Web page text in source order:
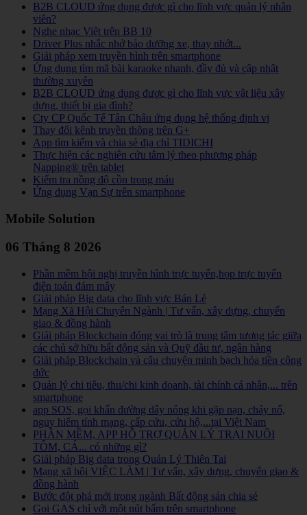
B2B CLOUD ứng dụng được gì cho lĩnh vực quản lý nhân
viên?
Nghe nhạc Việt trên BB 10
Driver Plus nhắc nhở bảo dưỡng xe, thay nhớt...
Giải pháp xem truyền hình trên smartphone
Ứng dụng tìm mã bài karaoke nhanh, đầy đủ và cập nhật
thường xuyên
B2B CLOUD ứng dụng được gì cho lĩnh vực vật liệu xây
dựng, thiết bị gia đình?
Cty CP Quốc Tế Tân Châu ứng dụng hệ thống định vị
Thay đổi kênh truyền thông trên G+
App tìm kiếm và chia sẻ địa chỉ TIDICHI
Thực hiện các nghiên cứu tâm lý theo phương pháp
Napping® trên tablet
Kiểm tra nồng độ cồn trong máu
Ứng dụng Vạn Sự trên smartphone
Mobile Solution
06 Tháng 8 2026
Phần mềm hội nghị truyền hình trực tuyến,họp trực tuyến
điện toán đám mây
Giải pháp Big data cho lĩnh vực Bán Lẻ
Mạng Xã Hội Chuyên Ngành | Tư vấn, xây dựng, chuyển
giao & đồng hành
Giải pháp Blockchain đóng vai trò là trung tâm tương tác giữa
các chủ sở hữu bất động sản và Quỹ đầu tư, ngân hàng
Giải pháp Blockchain và câu chuyện minh bạch hóa tiền công
đức
Quản lý chi tiêu, thu/chi kinh doanh, tài chính cá nhân,... trên
smartphone
app SOS, gọi khẩn đường dây nóng khi gặp nạn, cháy nổ,
nguy hiểm tính mạng, cấp cứu, cứu hộ,...tại Việt Nam
PHẦN MỀM, APP HỖ TRỢ QUẢN LÝ TRẠI NUÔI
TÔM, CÁ... có những gì?
Giải pháp Big data trong Quản Lý Thiên Tai
Mạng xã hội VIỆC LÀM | Tư vấn, xây dựng, chuyển giao &
đồng hành
Bước đột phá mới trong ngành Bất động sản chia sẻ
Gọi GAS chỉ với một nút bấm trên smartphone